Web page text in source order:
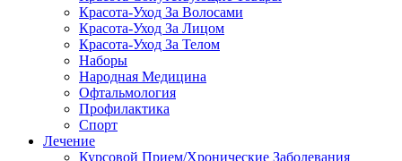
Красота-Уход За Волосами
Красота-Уход За Лицом
Красота-Уход За Телом
Наборы
Народная Медицина
Офтальмология
Профилактика
Спорт
Лечение
Курсовой Прием/Хронические Заболевания